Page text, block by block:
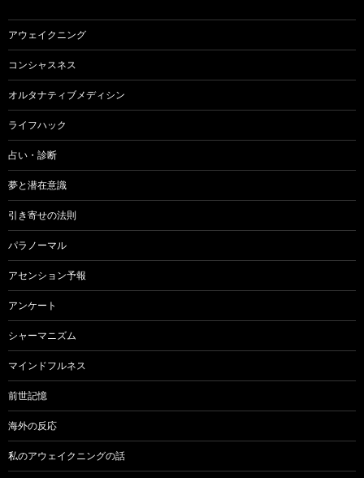
アウェイクニング
コンシャスネス
オルタナティブメディシン
ライフハック
占い・診断
夢と潜在意識
引き寄せの法則
パラノーマル
アセンション予報
アンケート
シャーマニズム
マインドフルネス
前世記憶
海外の反応
私のアウェイクニングの話